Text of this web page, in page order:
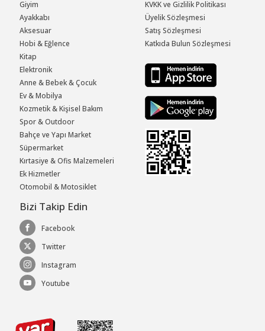
Giyim
Ayakkabı
Aksesuar
Hobi & Eğlence
Kitap
Elektronik
Anne & Bebek & Çocuk
Ev & Mobilya
Kozmetik & Kişisel Bakım
Spor & Outdoor
Bahçe ve Yapı Market
Süpermarket
Kırtasiye & Ofis Malzemeleri
Ek Hizmetler
Otomobil & Motosiklet
KVKK ve Gizlilik Politikası
Üyelik Sözleşmesi
Satış Sözleşmesi
Katkıda Bulun Sözleşmesi
Bizi Takip Edin
Facebook
Twitter
Instagram
Youtube